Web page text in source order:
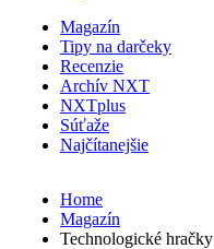
Magazín
Tipy na darčeky
Recenzie
Archív NXT
NXTplus
Súťaže
Najčítanejšie
Home
Magazín
Technologické hračky